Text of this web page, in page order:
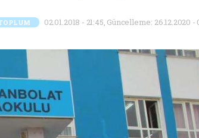
02.01.2018 - 21:45, Güncelleme: 26.12.2020 -